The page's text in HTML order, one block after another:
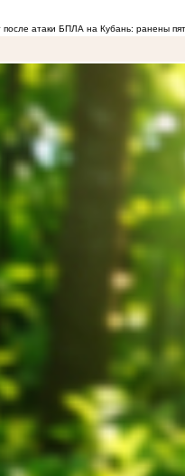
после атаки БПЛА на Кубань: ранены